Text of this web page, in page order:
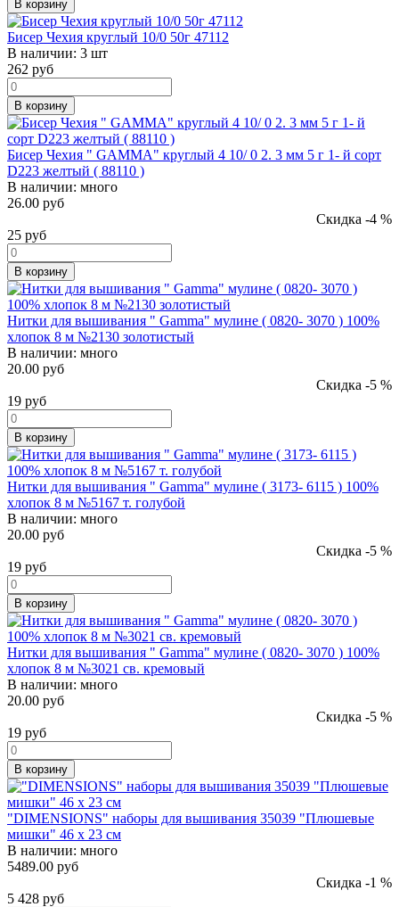
В корзину
Бисер Чехия круглый 10/0 50г 47112
В наличии: 3 шт
262 руб
В корзину
Бисер Чехия " GAMMA" круглый 4 10/ 0 2. 3 мм 5 г 1- й сорт
D223 желтый ( 88110 )
В наличии: много
26.00 руб
Скидка -4 %
25 руб
В корзину
Нитки для вышивания " Gamma" мулине ( 0820- 3070 ) 100%
хлопок 8 м №2130 золотистый
В наличии: много
20.00 руб
Скидка -5 %
19 руб
В корзину
Нитки для вышивания " Gamma" мулине ( 3173- 6115 ) 100%
хлопок 8 м №5167 т. голубой
В наличии: много
20.00 руб
Скидка -5 %
19 руб
В корзину
Нитки для вышивания " Gamma" мулине ( 0820- 3070 ) 100%
хлопок 8 м №3021 св. кремовый
В наличии: много
20.00 руб
Скидка -5 %
19 руб
В корзину
"DIMENSIONS" наборы для вышивания 35039 "Плюшевые
мишки" 46 x 23 см
В наличии: много
5489.00 руб
Скидка -1 %
5 428 руб